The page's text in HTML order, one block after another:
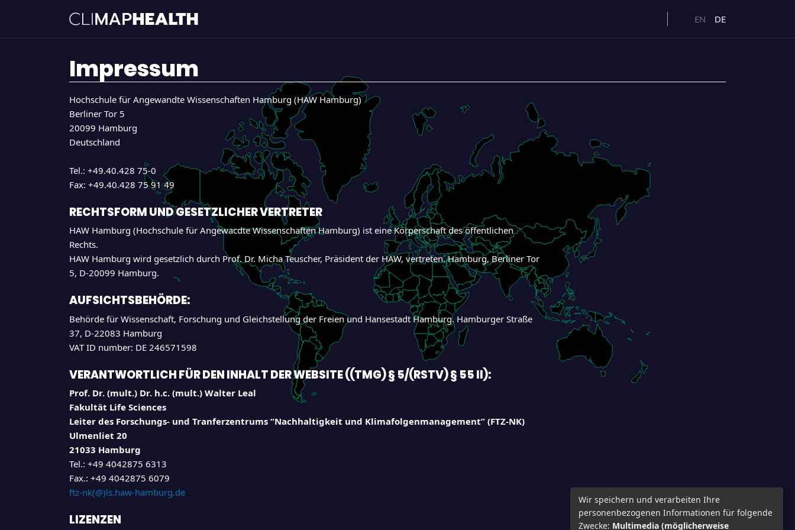
EN DE
Impressum
Hochschule für Angewandte Wissenschaften Hamburg (HAW Hamburg)
Berliner Tor 5
20099 Hamburg
Deutschland
Tel.: +49.40.428 75-0
Fax: +49.40.428 75 91 49
RECHTSFORM UND GESETZLICHER VERTRETER
HAW Hamburg (Hochschule für Angewacdte Wissenschaften Hamburg) ist eine Körperschaft des öffentlichen
Rechts.
HAW Hamburg wird gesetzlich durch Prof. Dr. Micha Teuscher, Präsident der HAW, vertreten. Hamburg, Berliner Tor
5, D-20099 Hamburg.
AUFSICHTSBEHÖRDE:
Behörde für Wissenschaft, Forschung und Gleichstellung der Freien und Hansestadt Hamburg. Hamburger Straße
37, D-22083 Hamburg
VAT ID number: DE 246571598
VERANTWORTLICH FÜR DEN INHALT DER WEBSITE ((TMG) § 5/(RSTV) § 55 II):
Prof. Dr. (mult.) Dr. h.c. (mult.) Walter Leal
Fakultät Life Sciences
Leiter des Forschungs- und Tranferzentrums “Nachhaltigkeit und Klimafolgenmanagement” (FTZ-NK)
Ulmenliet 20
21033 Hamburg
Tel.: +49 4042875 6313
Fax.: +49 4042875 6079
ftz-nk(@)ls.haw-hamburg.de
LIZENZEN
Wir speichern und verarbeiten Ihre
personenbezogenen Informationen für folgende
Zwecke: Multimedia (möglicherweise